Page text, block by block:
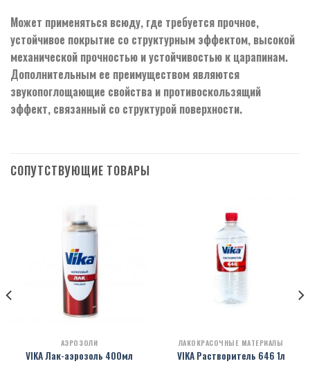
Может применяться всюду, где требуется прочное,
устойчивое покрытие со структурным эффектом, высокой
механической прочностью и устойчивостью к царапинам.
Дополнительным ее преимуществом являются
звукопоглощающие свойства и противоскользящий
эффект, связанный со структурой поверхности.
СОПУТСТВУЮЩИЕ ТОВАРЫ
АЭРОЗОЛИ
VIKA Лак-аэрозоль 400мл
ЛАКОКРАСОЧНЫЕ МАТЕРИАЛЫ
VIKA Растворитель 646 1л